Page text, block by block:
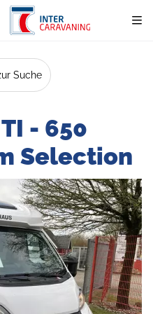
Suche
- 650
Selection